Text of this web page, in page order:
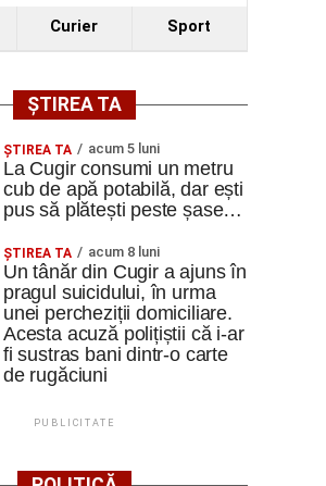
Curier Sport
ȘTIREA TA
ȘTIREA TA acum 5 luni
La Cugir consumi un metru
cub de apă potabilă, dar ești
pus să plătești peste șase…
ȘTIREA TA acum 8 luni
Un tânăr din Cugir a ajuns în
pragul suicidului, în urma
unei percheziții domiciliare.
Acesta acuză polițiștii că i-ar
fi sustras bani dintr-o carte
de rugăciuni
PUBLICITATE